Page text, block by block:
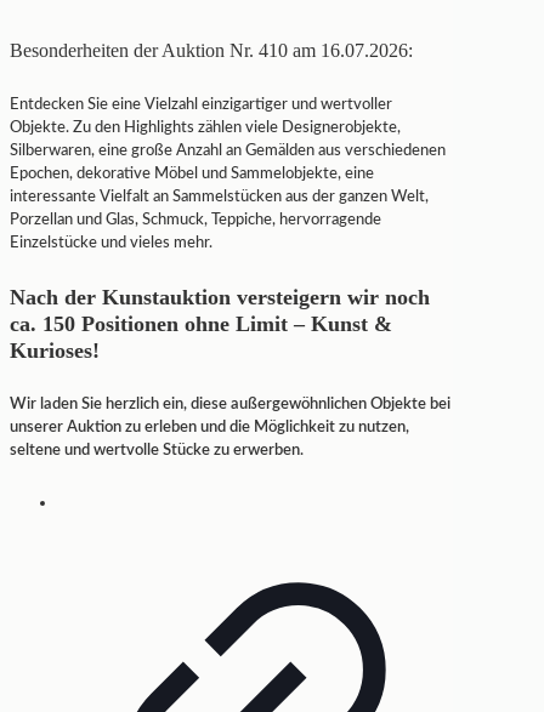
Besonderheiten der Auktion Nr. 410 am 16.07.2026:
Entdecken Sie eine Vielzahl einzigartiger und wertvoller
Objekte. Zu den Highlights zählen viele Designerobjekte,
Silberwaren, eine große Anzahl an Gemälden aus verschiedenen
Epochen, dekorative Möbel und Sammelobjekte, eine
interessante Vielfalt an Sammelstücken aus der ganzen Welt,
Porzellan und Glas, Schmuck, Teppiche, hervorragende
Einzelstücke und vieles mehr.
Nach der Kunstauktion versteigern wir noch
ca. 150 Positionen ohne Limit – Kunst &
Kurioses!
Wir laden Sie herzlich ein, diese außergewöhnlichen Objekte bei
unserer Auktion zu erleben und die Möglichkeit zu nutzen,
seltene und wertvolle Stücke zu erwerben.